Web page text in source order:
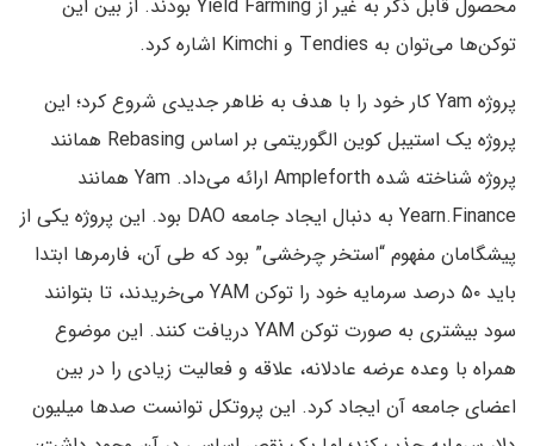
محصول قابل ذکر به غیر از Yield Farming بودند. از بین این
توکن‌ها می‌توان به Tendies و Kimchi اشاره کرد.
پروژه Yam کار خود را با هدف به ظاهر جدیدی شروع کرد؛ این
پروژه یک استیبل کوین الگوریتمی بر اساس Rebasing همانند
پروژه شناخته شده Ampleforth ارائه می‌داد. Yam همانند
Yearn.Finance به دنبال ایجاد جامعه DAO بود. این پروژه یکی از
پیشگامان مفهوم “استخر چرخشی” بود که طی آن، فارمرها ابتدا
باید ۵۰ درصد سرمایه خود را توکن YAM می‌خریدند، تا بتوانند
سود بیشتری به صورت توکن YAM دریافت کنند. این موضوع
همراه با وعده عرضه عادلانه، علاقه و فعالیت زیادی را در بین
اعضای جامعه آن ایجاد کرد. این پروتکل توانست صدها میلیون